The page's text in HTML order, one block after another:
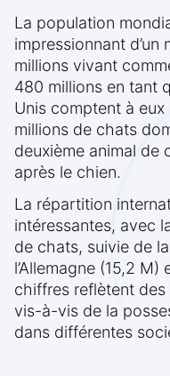
La population
impressionnant
millions vivant
480 millions en tant
Unis comptent à eux
millions de chats
deuxième animal de
après le chien.
La répartition
intéressantes, avec
de chats, suivie de
l’Allemagne (15,2
chiffres reflètent
vis-à-vis de la
dans différentes